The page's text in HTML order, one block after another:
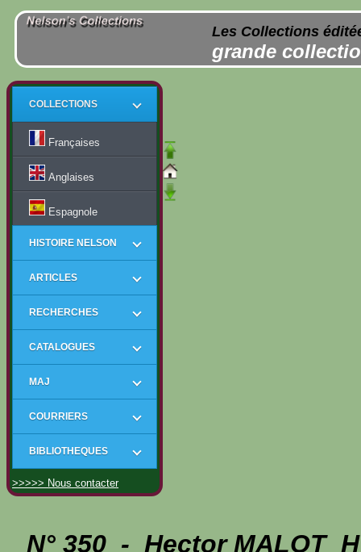
Les Collections
grande
COLLECTIONS
Françaises
Anglaises
Espagnole
HISTOIRE NELSON
ARTICLES
RECHERCHES
CATALOGUES
MAJ
COURRIERS
BIBLIOTHEQUES
>>>>> Nous contacter
N° 350 - Hector